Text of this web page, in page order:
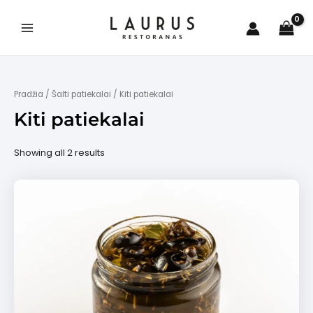
turinioMain
Pradžia / Šalti patiekalai / Kiti patiekalai
Kiti patiekalai
Showing all 2 results